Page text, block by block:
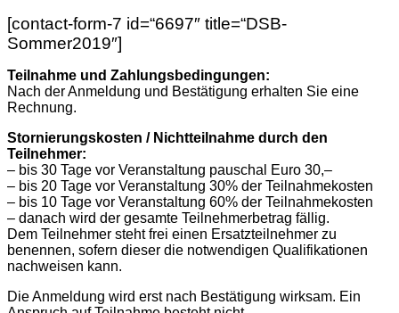
[contact-form-7 id=“6697″ title=“DSB-
Sommer2019″]
Teilnahme und Zahlungsbedingungen:
Nach der Anmeldung und Bestätigung erhalten Sie eine
Rechnung.
Stornierungskosten / Nichtteilnahme durch den
Teilnehmer:
– bis 30 Tage vor Veranstaltung pauschal Euro 30,–
– bis 20 Tage vor Veranstaltung 30% der Teilnahmekosten
– bis 10 Tage vor Veranstaltung 60% der Teilnahmekosten
– danach wird der gesamte Teilnehmerbetrag fällig.
Dem Teilnehmer steht frei einen Ersatzteilnehmer zu
benennen, sofern dieser die notwendigen Qualifikationen
nachweisen kann.
Die Anmeldung wird erst nach Bestätigung wirksam. Ein